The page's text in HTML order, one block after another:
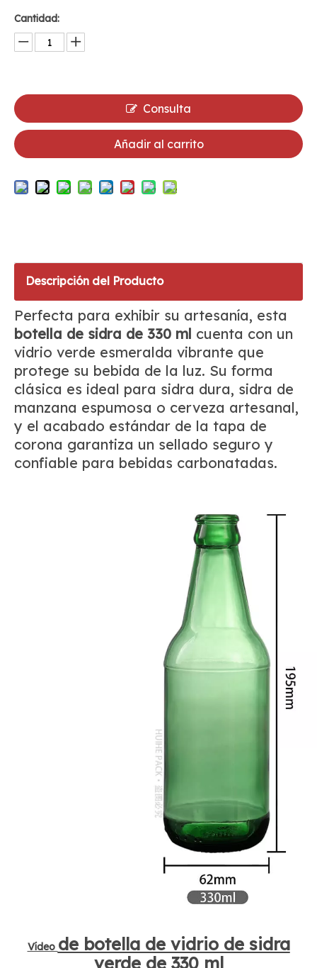
Cantidad:
Consulta
Añadir al carrito
Descripción del Producto
Perfecta para exhibir su artesanía, esta
botella de sidra de 330 ml cuenta con un
vidrio verde esmeralda vibrante que
protege su bebida de la luz. Su forma
clásica es ideal para sidra dura, sidra de
manzana espumosa o cerveza artesanal,
y el acabado estándar de la tapa de
corona garantiza un sellado seguro y
confiable para bebidas carbonatadas.
Vídeo de botella de vidrio de sidra
verde de 330 ml